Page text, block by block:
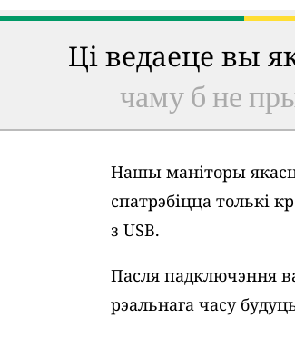
Ці ведаеце вы
чаму б не
Нашы маніторы
спатрэбіцца толькі
з USB.
Пасля падключэння
рэальнага часу